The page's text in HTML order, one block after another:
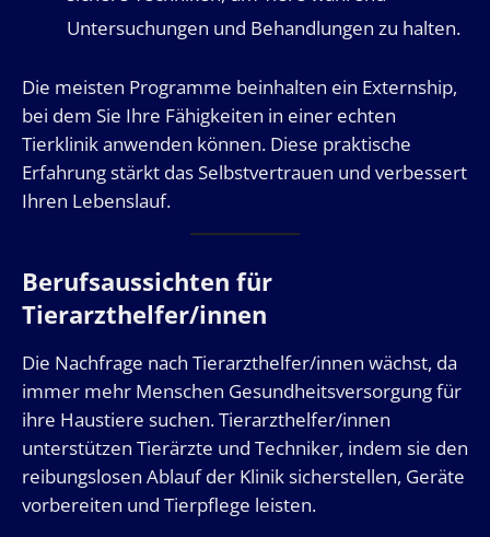
Untersuchungen und Behandlungen zu halten.
Die meisten Programme beinhalten ein Externship,
bei dem Sie Ihre Fähigkeiten in einer echten
Tierklinik anwenden können. Diese praktische
Erfahrung stärkt das Selbstvertrauen und verbessert
Ihren Lebenslauf.
Berufsaussichten für
Tierarzthelfer/innen
Die Nachfrage nach Tierarzthelfer/innen wächst, da
immer mehr Menschen Gesundheitsversorgung für
ihre Haustiere suchen. Tierarzthelfer/innen
unterstützen Tierärzte und Techniker, indem sie den
reibungslosen Ablauf der Klinik sicherstellen, Geräte
vorbereiten und Tierpflege leisten.